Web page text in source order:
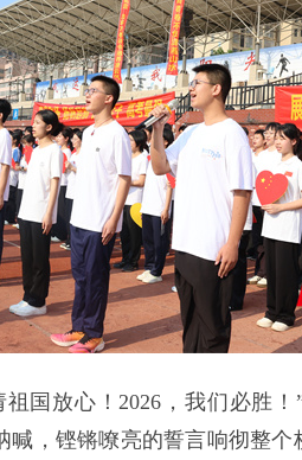
国放心！2026，我们必胜
，铿锵嘹亮的誓言响彻整